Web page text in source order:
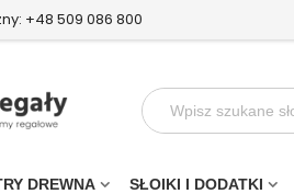
+48 509 086 800
DREWNA SŁOIKI I DODATKI